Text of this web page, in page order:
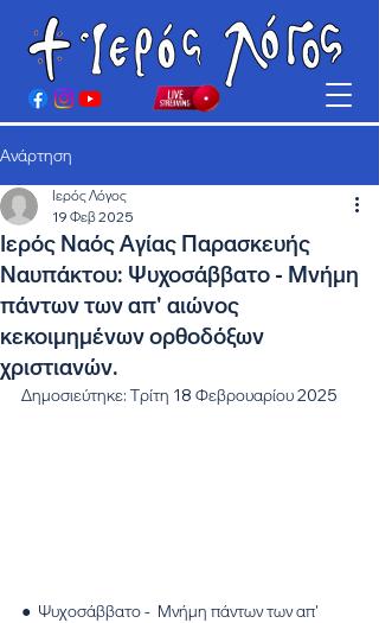
Ανάρτηση
Ιερός Ναός Αγίας Παρασκευής
Ναυπάκτου: Ψυχοσάββατο - Μνήμη
πάντων των απ' αιώνος
κεκοιμημένων ορθοδόξων
χριστιανών.
Ιερός Λόγος
19 Φεβ 2025
Δημοσιεύτηκε: Τρίτη 18 Φεβρουαρίου 2025
●  Ψυχοσάββατο -  Μνήμη πάντων των απ'